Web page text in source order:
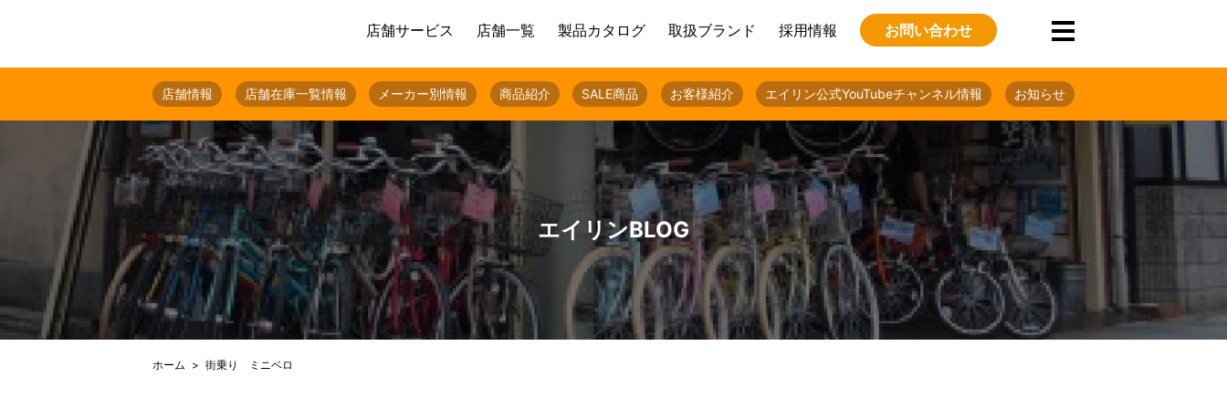
店舗サービス 店舗一覧 製品カタログ 取扱ブランド 採用情報 お問い合わせ
店舗情報 店舗在庫一覧情報 メーカー別情報 商品紹介 SALE商品 お客様紹介 エイリン公式YouTubeチャンネル情報 お知らせ
エイリンBLOG
ホーム 街乗り ミニベロ